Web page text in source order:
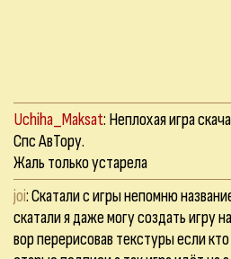
Uchiha_Maksat: Неплохая игра
Спс АвТору.
Жаль только устарела
joi: Скатали с игры непомню
скатали я даже могу создать игру
вор перерисовав текстуры если